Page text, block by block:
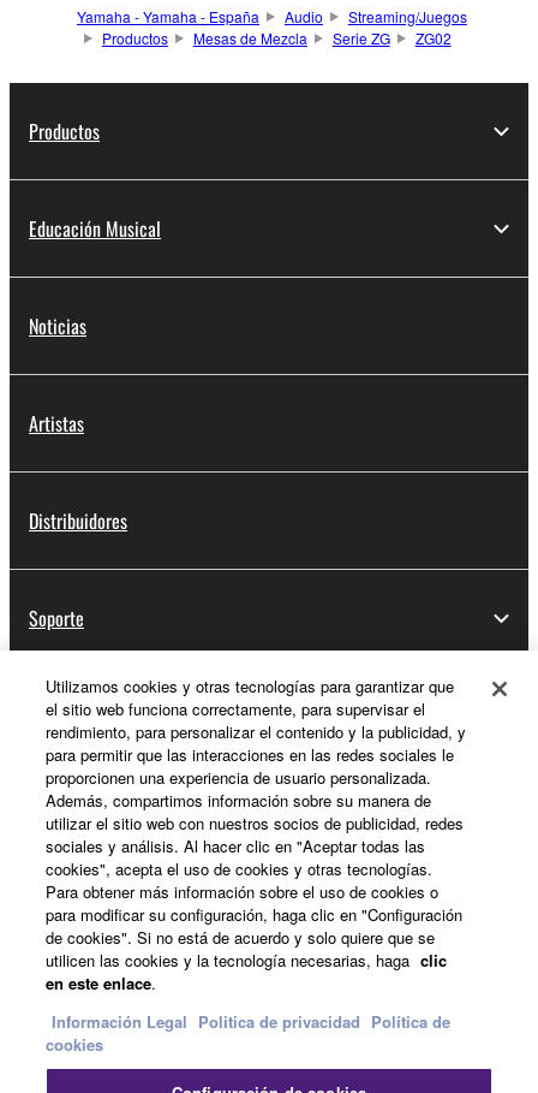
Yamaha - Yamaha - España Audio
Streaming/Juegos
Productos
Mesas de Mezcla Serie ZG ZG02
Productos
Educación Musical
Noticias
Artistas
Distribuidores
Soporte
Registro de Yamaha Music ID
Acerca de Yamaha
España - Spanish
Empresa
Utilizamos cookies y otras tecnologías para garantizar que
el sitio web funciona correctamente, para supervisar el
rendimiento, para personalizar el contenido y la publicidad, y
para permitir que las interacciones en las redes sociales le
proporcionen una experiencia de usuario personalizada.
Además, compartimos información sobre su manera de
utilizar el sitio web con nuestros socios de publicidad, redes
sociales y análisis. Al hacer clic en "Aceptar todas las
cookies", acepta el uso de cookies y otras tecnologías.
Para obtener más información sobre el uso de cookies o
para modificar su configuración, haga clic en "Configuración
de cookies". Si no está de acuerdo y solo quiere que se
utilicen las cookies y la tecnología necesarias, haga clic
en este enlace.
Información Legal Politica de privacidad Política de
cookies